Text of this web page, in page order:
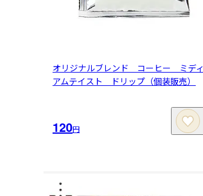
オリジナルブレンド コーヒー ミディ
アムテイスト ドリップ（個装販売）
120円